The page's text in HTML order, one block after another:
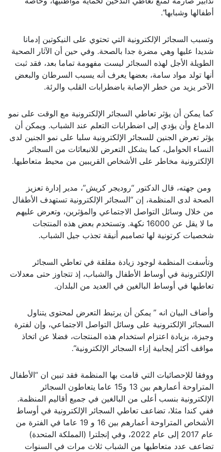
أطفالها وشبابها”.
وتسبب السجائر الإلكترونية التي تحتوي على النيكوتين إدمانا
شديدا عليها وهي مضرة جدا بالصحة. وفي حين أن الآثار الصحية
الطويلة الأجل لهذه السجائر ليست مفهومة تماما بعد، فقد ثبت
أنها تولد مواد سامة، بعضها يعرف أنه يسبب السرطان والبعض
الآخر يزيد من خطر الإصابة باضطرابات القلب والرئة.
كما يمكن أن يؤثر تعاطي السجائر الإلكترونية مع الوقت على نمو
الدماغ وأن يؤدي إلى اضطرابات التعلم عند الشباب. ويمكن أن
يؤثر تعرض الجنين للسجائر الإلكترونية سلبا على نمو الجنين لدى
النساء الحوامل، كما يشكل التعرض للانبعاثات من السجائر
الإلكترونية مخاطر على الأشخاص القريبين من محيط متعاطيها.
ومن جهته، قال الدكتور “روديجر كريش”، مدير إدارة تعزيز
الصحة لدى المنظمة، إن “السجائر الإلكترونية تستهدف الأطفال
من خلال وسائل التواصل الاجتماعي والمؤثرين، وتعرض عليهم
ما لا يقل عن 16000 نكهة. وتستخدم بعض هذه المنتجات
شخصيات كرتونية لها تصاميم أنيقة تجذب جيل الشباب.
وتأسفت المنظمة لوجود زيادة مقلقة في تعاطي السجائر
الإلكترونية في أوساط الأطفال والشباب، إذ تتجاوز حتى معدلات
تعاطيها في أوساط البالغين في العديد من البلدان.
وأضاف البيان انه ” يمكن أن يرتبط التعرض لمحتوى يتناول
السجائر الإلكترونية على وسائل التواصل الاجتماعي، وإن لفترة
وجيزة، بزيادة اعتزام استخدام هذه المنتجات، فضلا عن اتخاذ
مواقف أكثر إيجابية إزاء السجائر الإلكترونية”.
ووفقا للإحصائيات التي قامت بها المنظمة فقد تبين ان “الأطفال
المتراوحة أعمارهم بين 13 و15 عاما يتعاطون السجائر
الإلكترونية بنسب أعلى من البالغين في جميع أقاليم المنظمة.
ففي كندا مثلا، تضاعف تعاطي السجائر الإلكترونية في أوساط
الأشخاص المتراوحة أعمارهم بين 16 و 19 عاما في الفترة من
عام 2017 إلى عام 2022، وفي إنجلترا (المملكة المتحدة)
تضاعف عدد متعاطيها من الشباب ثلاث مرات في السنوات